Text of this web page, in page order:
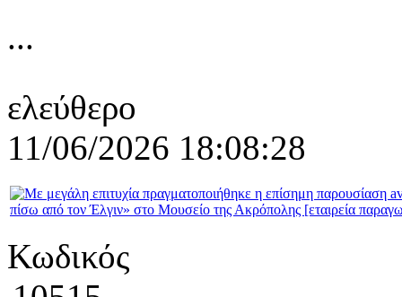
...
ελεύθερο
11/06/2026 18:08:28
Κωδικός